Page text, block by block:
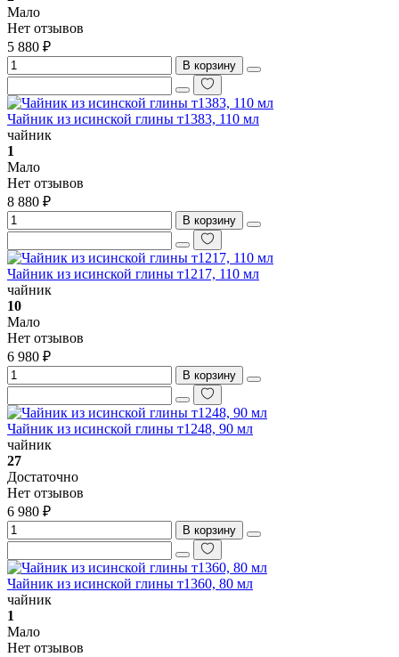
Мало
Нет отзывов
5 880 ₽
В корзину
Чайник из исинской глины т1383, 110 мл
чайник
1
Мало
Нет отзывов
8 880 ₽
В корзину
Чайник из исинской глины т1217, 110 мл
чайник
10
Мало
Нет отзывов
6 980 ₽
В корзину
Чайник из исинской глины т1248, 90 мл
чайник
27
Достаточно
Нет отзывов
6 980 ₽
В корзину
Чайник из исинской глины т1360, 80 мл
чайник
1
Мало
Нет отзывов